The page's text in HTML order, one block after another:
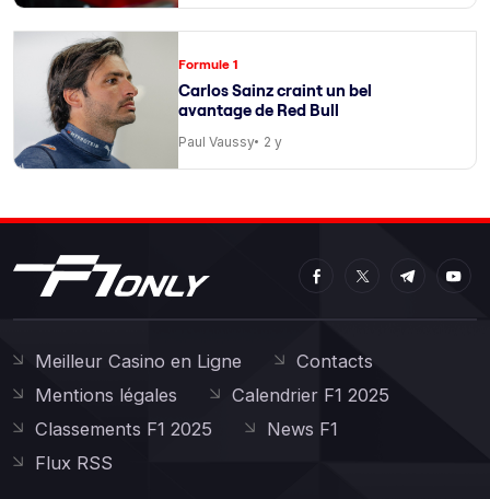
Formule 1
Carlos Sainz craint un bel
avantage de Red Bull
Paul Vaussy 2 y
Meilleur Casino en Ligne
Contacts
Mentions légales
Calendrier F1 2025
Classements F1 2025
News F1
Flux RSS